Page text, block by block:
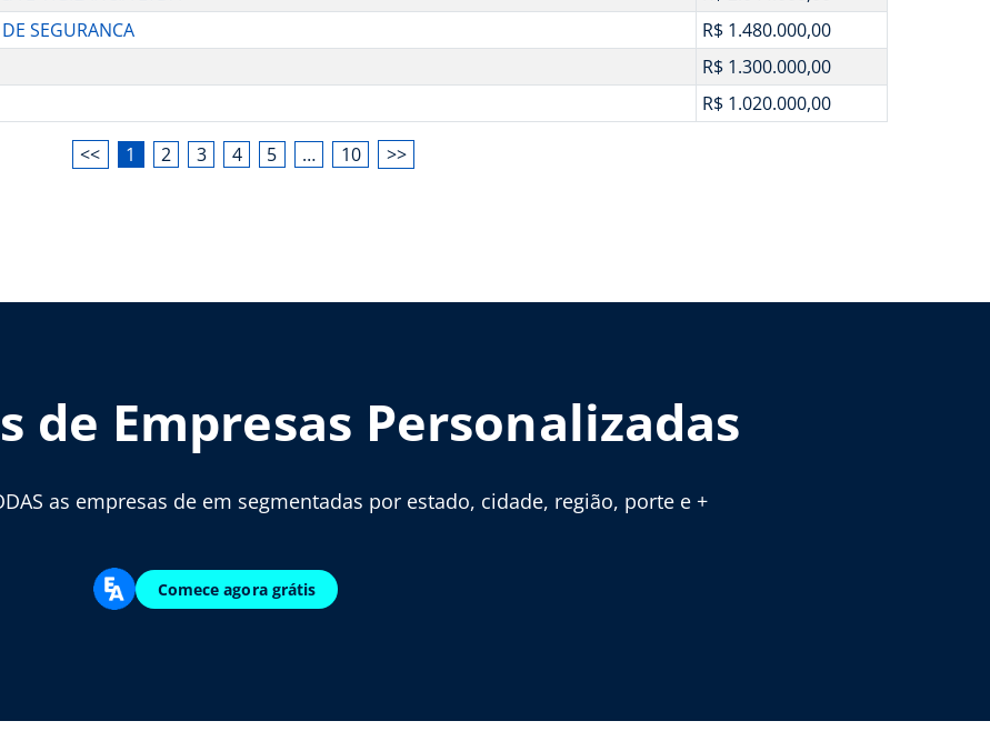
SEGURANCA
R$ 1.480.000,00
R$ 1.300.000,00
R$ 1.020.000,00
<< 1 2 3 4 5 … 10 >>
de Empresas Personalizadas
as empresas de em segmentadas por estado, cidade, região, porte e +
Comece agora grátis